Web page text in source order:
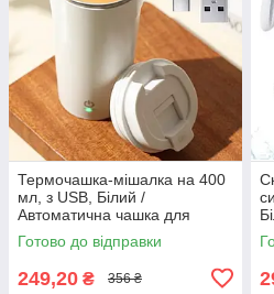
Термочашка-мішалка на 400
мл, з USB, Білий /
Автоматична чашка для
перемішування кави /
Акумуляторна чашка-термос
Готово до відправки
249,20 ₴ 356 ₴